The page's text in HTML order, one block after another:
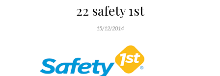
22 safety 1st
15/12/2014